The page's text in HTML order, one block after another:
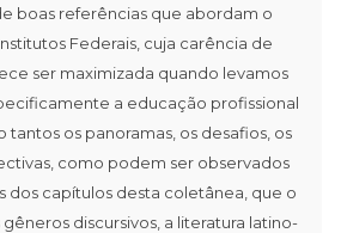
boas referências que abordam o
Federais, cuja carência de
ser maximizada quando levamos
a educação profissional
tantos os panoramas, os desafios, os
como podem ser observados
dos capítulos desta coletânea, que o
discursivos, a literatura latino-